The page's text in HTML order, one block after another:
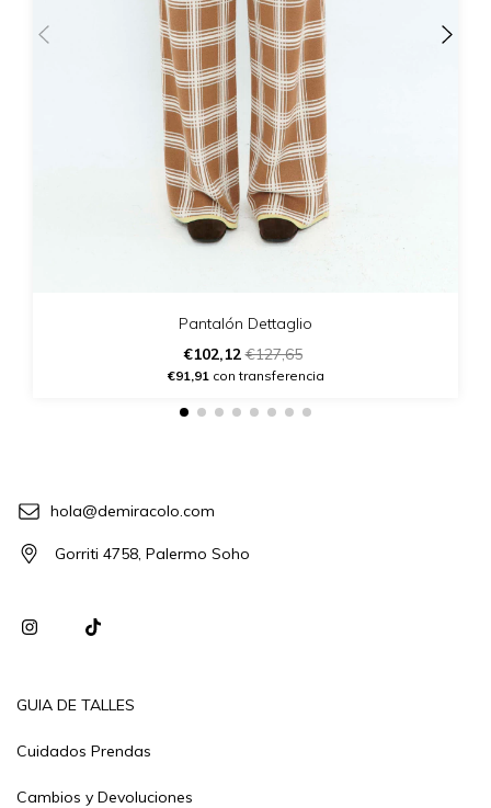
Pantalón Dettaglio
€102,12€127,65
€91,91 con transferencia
hola@demiracolo.com
Gorriti 4758, Palermo Soho
GUIA DE TALLES
Cuidados Prendas
Cambios y Devoluciones